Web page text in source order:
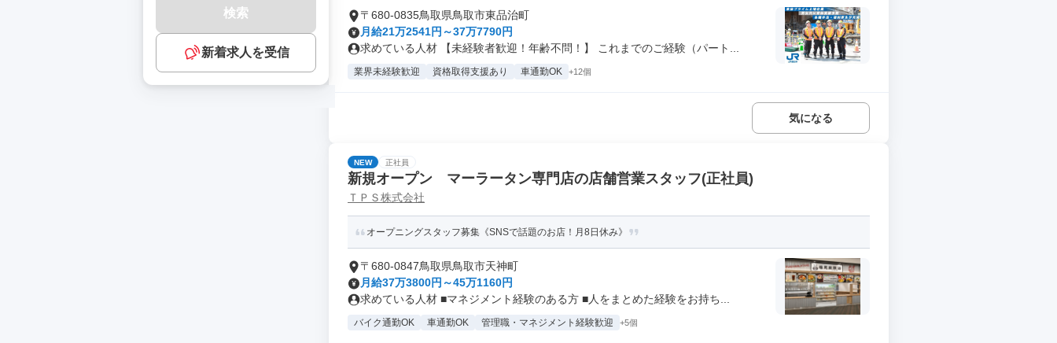
検索
新着求人を受信
〒680-0835鳥取県鳥取市東品治町
月給21万2541円～37万7790円
求めている人材 【未経験者歓迎！年齢不問！】 これまでのご経験（パート...
業界未経験歓迎 資格取得支援あり 車通勤OK +12個
気になる
NEW 正社員
新規オープン マーラータン専門店の店舗営業スタッフ(正社員)
ＴＰＳ株式会社
オープニングスタッフ募集《SNSで話題のお店！月8日休み》
〒680-0847鳥取県鳥取市天神町
月給37万3800円～45万1160円
求めている人材 ■マネジメント経験のある方 ■人をまとめた経験をお持ち...
バイク通勤OK 車通勤OK 管理職・マネジメント経験歓迎 +5個